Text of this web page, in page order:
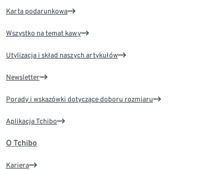
Karta podarunkowa
Wszystko na temat kawy
Utylizacja i skład naszych artykułów
Newsletter
Porady i wskazówki dotyczące doboru rozmiaru
Aplikacja Tchibo
O Tchibo
Kariera